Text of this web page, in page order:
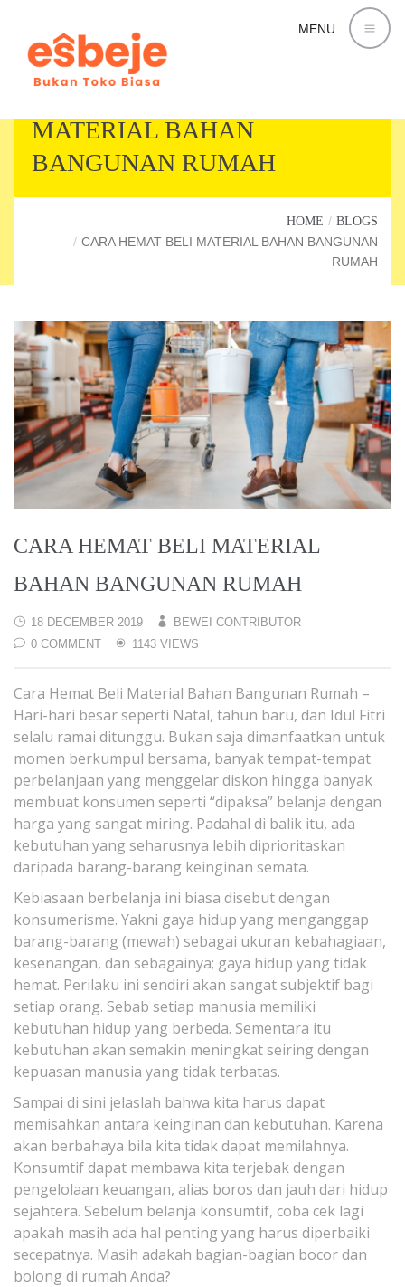
MENU
MATERIAL BAHAN
BANGUNAN RUMAH
HOME BLOGS
CARA HEMAT BELI MATERIAL BAHAN BANGUNAN
RUMAH
CARA HEMAT BELI MATERIAL
BAHAN BANGUNAN RUMAH
18 DECEMBER 2019
BEWEI CONTRIBUTOR
0 COMMENT
1143 VIEWS
Cara Hemat Beli Material Bahan Bangunan Rumah –
Hari-hari besar seperti Natal, tahun baru, dan Idul Fitri
selalu ramai ditunggu. Bukan saja dimanfaatkan untuk
momen berkumpul bersama, banyak tempat-tempat
perbelanjaan yang menggelar diskon hingga banyak
membuat konsumen seperti “dipaksa” belanja dengan
harga yang sangat miring. Padahal di balik itu, ada
kebutuhan yang seharusnya lebih diprioritaskan
daripada barang-barang keinginan semata.
Kebiasaan berbelanja ini biasa disebut dengan
konsumerisme. Yakni gaya hidup yang menganggap
barang-barang (mewah) sebagai ukuran kebahagiaan,
kesenangan, dan sebagainya; gaya hidup yang tidak
hemat. Perilaku ini sendiri akan sangat subjektif bagi
setiap orang. Sebab setiap manusia memiliki
kebutuhan hidup yang berbeda. Sementara itu
kebutuhan akan semakin meningkat seiring dengan
kepuasan manusia yang tidak terbatas.
Sampai di sini jelaslah bahwa kita harus dapat
memisahkan antara keinginan dan kebutuhan. Karena
akan berbahaya bila kita tidak dapat memilahnya.
Konsumtif dapat membawa kita terjebak dengan
pengelolaan keuangan, alias boros dan jauh dari hidup
sejahtera. Sebelum belanja konsumtif, coba cek lagi
apakah masih ada hal penting yang harus diperbaiki
secepatnya. Masih adakah bagian-bagian bocor dan
bolong di rumah Anda?